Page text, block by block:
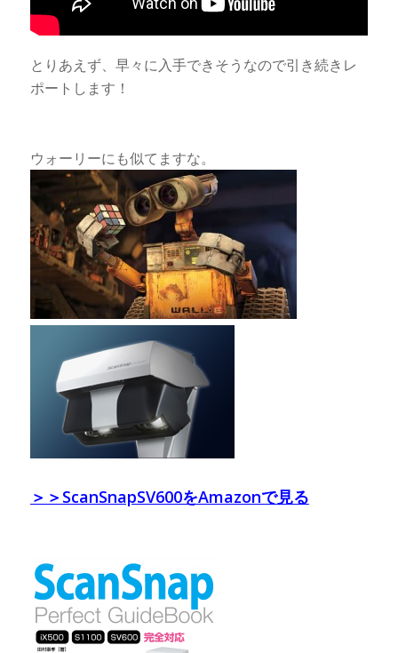
とりあえず、早々に入手できそうなので引き続きレ
ポートします！
ウォーリーにも似てますな。
＞＞ScanSnapSV600をAmazonで見る